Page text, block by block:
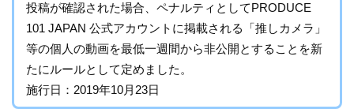
投稿が確認された場合、ペナルティとしてPRODUCE
101 JAPAN 公式アカウントに掲載される「推しカメラ」
等の個人の動画を最低一週間から非公開とすることを新
たにルールとして定めました。
施行日：2019年10月23日